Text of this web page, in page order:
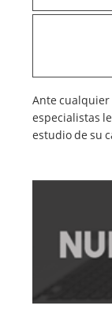
Ante cualquier
especialistas
estudio de su